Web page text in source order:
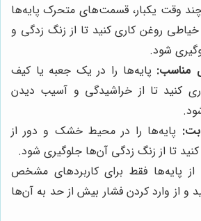
وقت یکبار، قسمت‌های متحرک پایه‌ها
روغن کاری کنید تا از زنگ زدگی و
شود.
مناسب: پایه‌ها را در یک جعبه یا کیف
کنید تا از خراشیدگی و آسیب دیدن
پایه‌ها را در محیط خشک و دور از
تا از زنگ زدگی آن‌ها جلوگیری شود.
از پایه‌ها فقط برای کاربردهای مشخص
و از وارد کردن فشار بیش از حد به آن‌ها